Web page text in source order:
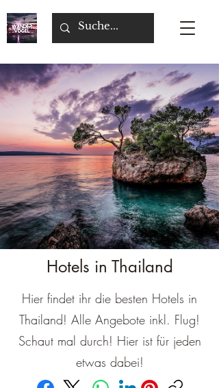
Hotels in Thailand
Hier findet ihr die besten Hotels in
Thailand! Alle Angebote inkl. Flug!
Schaut mal durch! Hier ist für jeden
etwas dabei!